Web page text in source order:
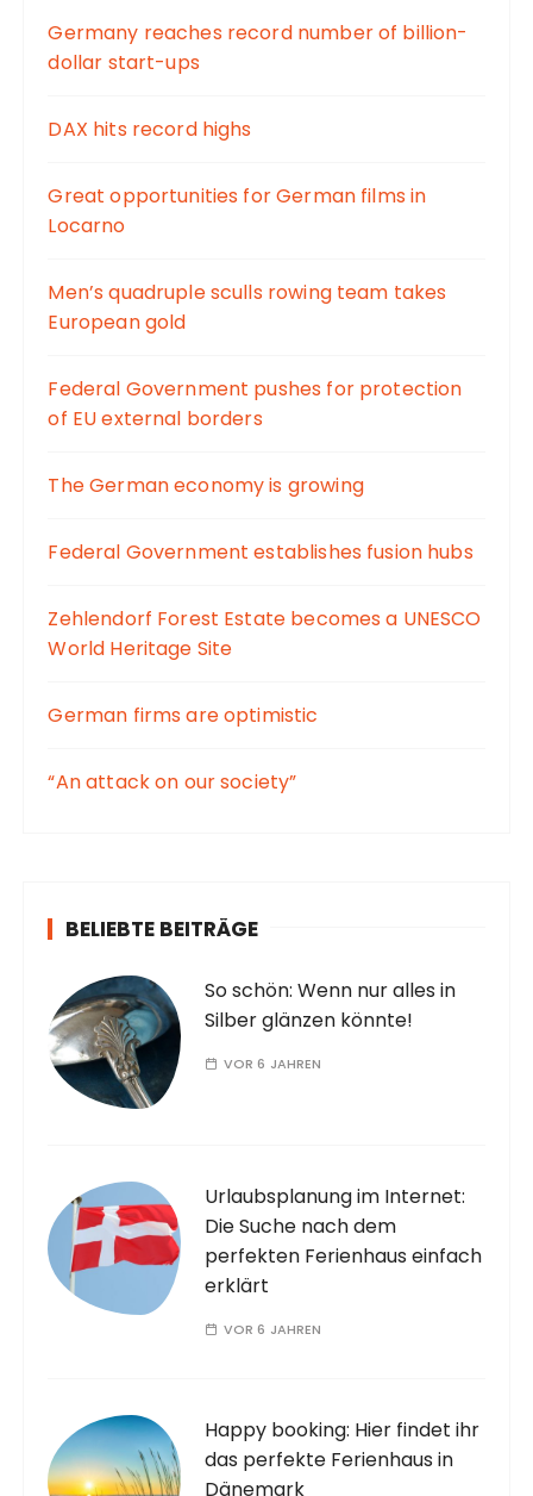
Germany reaches record number of billion-
dollar start-ups
DAX hits record highs
Great opportunities for German films in
Locarno
Men’s quadruple sculls rowing team takes
European gold
Federal Government pushes for protection
of EU external borders
The German economy is growing
Federal Government establishes fusion hubs
Zehlendorf Forest Estate becomes a UNESCO
World Heritage Site
German firms are optimistic
“An attack on our society”
BELIEBTE BEITRÄGE
So schön: Wenn nur alles in
Silber glänzen könnte!
VOR 6 JAHREN
Urlaubsplanung im Internet:
Die Suche nach dem
perfekten Ferienhaus einfach
erklärt
VOR 6 JAHREN
Happy booking: Hier findet ihr
das perfekte Ferienhaus in
Dänemark